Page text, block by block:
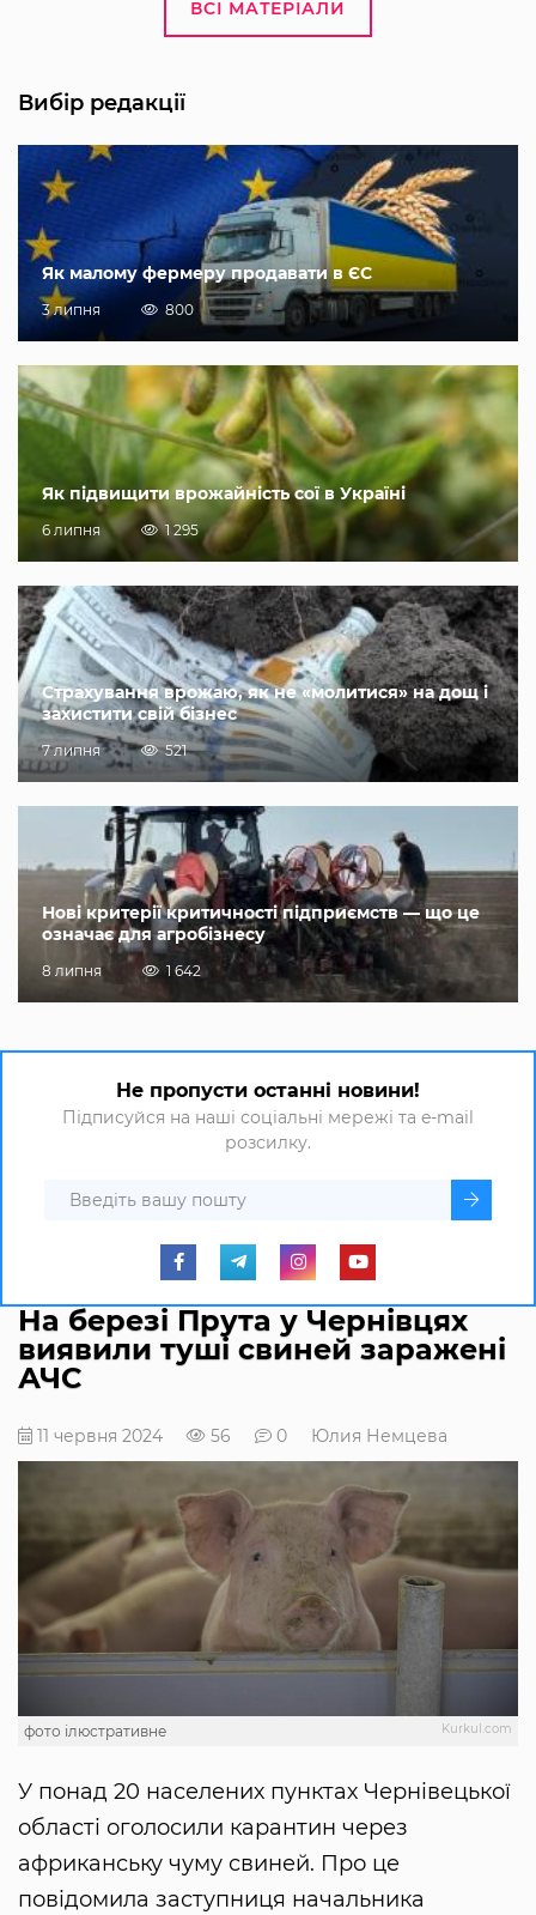
ВСІ МАТЕРІАЛИ
Вибір редакції
Як малому фермеру продавати в ЄС
3 липня 800
Як підвищити врожайність сої в Україні
6 липня 1 295
Страхування врожаю, як не «молитися» на дощ і
захистити свій бізнес
7 липня 521
Нові критерії критичності підприємств — що це
означає для агробізнесу
8 липня 1 642
Не пропусти останні новини!
Підписуйся на наші соціальні мережі та e-mail
розсилку.
На березі Прута у Чернівцях
виявили туші свиней заражені
АЧС
11 червня 2024 56 0 Юлия Немцева
Kurkul.com
фото ілюстративне
У понад 20 населених пунктах Чернівецької
області оголосили карантин через
африканську чуму свиней. Про це
повідомила заступниця начальника